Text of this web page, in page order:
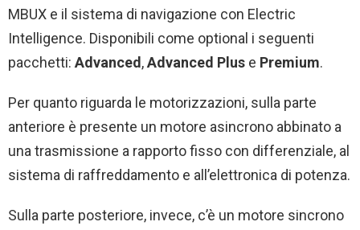
MBUX e il sistema di navigazione con Electric
Intelligence. Disponibili come optional i seguenti
pacchetti: Advanced ,Advanced Plus e Premium.
Per quanto riguarda le motorizzazioni, sulla parte
anteriore è presente un motore asincrono abbinato a
una trasmissione a rapporto fisso con differenziale, al
sistema di raffreddamento e all’elettronica di potenza.
Sulla parte posteriore, invece, c’è un motore sincrono